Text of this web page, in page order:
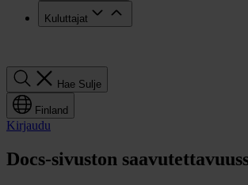
Kuluttajat
Hae Sulje
Finland
Kirjaudu
Docs-sivuston